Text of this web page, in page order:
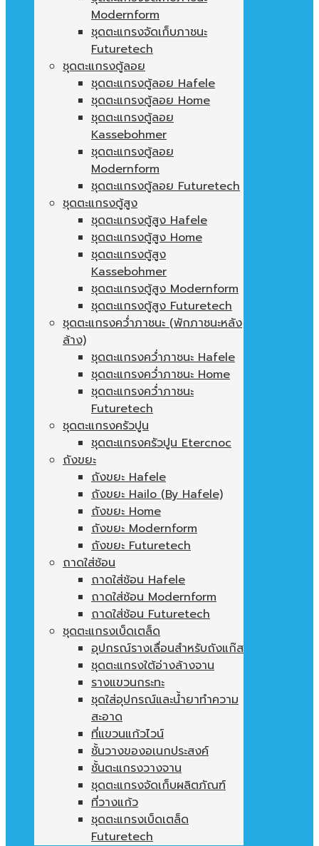
Modernform
ชุดตะแกรงจัดเก็บภาชนะ
Futuretech
ชุดตะแกรงตู้ลอย
ชุดตะแกรงตู้ลอย Hafele
ชุดตะแกรงตู้ลอย Home
ชุดตะแกรงตู้ลอย
Kassebohmer
ชุดตะแกรงตู้ลอย
Modernform
ชุดตะแกรงตู้ลอย Futuretech
ชุดตะแกรงตู้สูง
ชุดตะแกรงตู้สูง Hafele
ชุดตะแกรงตู้สูง Home
ชุดตะแกรงตู้สูง
Kassebohmer
ชุดตะแกรงตู้สูง Modernform
ชุดตะแกรงตู้สูง Futuretech
ชุดตะแกรงคว่ำภาชนะ (พักภาชนะหลัง
ล้าง)
ชุดตะแกรงคว่ำภาชนะ Hafele
ชุดตะแกรงคว่ำภาชนะ Home
ชุดตะแกรงคว่ำภาชนะ
Futuretech
ชุดตะแกรงครัวปูน
ชุดตะแกรงครัวปูน Etercnoc
ถังขยะ
ถังขยะ Hafele
ถังขยะ Hailo (By Hafele)
ถังขยะ Home
ถังขยะ Modernform
ถังขยะ Futuretech
ถาดใส่ช้อน
ถาดใส่ช้อน Hafele
ถาดใส่ช้อน Modernform
ถาดใส่ช้อน Futuretech
ชุดตะแกรงเบ็ดเตล็ด
อุปกรณ์รางเลื่อนสำหรับถังแก๊ส
ชุดตะแกรงใต้อ่างล้างจาน
รางแขวนกระทะ
ชุดใส่อุปกรณ์และน้ำยาทำความ
สะอาด
ที่แขวนแก้วไวน์
ชั้นวางของอเนกประสงค์
ชั้นตะแกรงวางจาน
ชุดตะแกรงจัดเก็บผลิตภัณฑ์
ที่วางแก้ว
ชุดตะแกรงเบ็ดเตล็ด
Futuretech